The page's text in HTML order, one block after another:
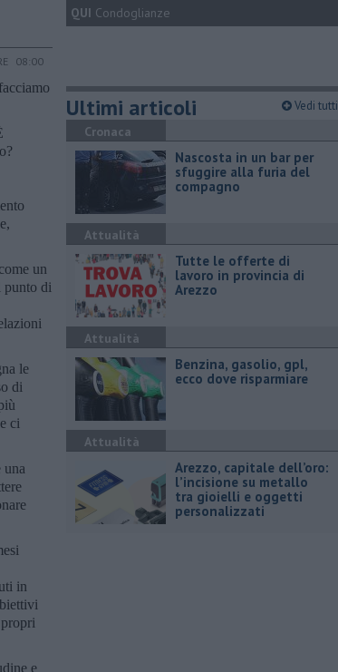
08:00
un
punto di
le
di
ci
una
in
e
QUI Condoglianze
Ultimi articoli Vedi tutti
Cronaca
Nascosta in un bar per
sfuggire alla furia del
compagno
Attualità
​Tutte le offerte di
lavoro in provincia di
Arezzo
Attualità
​Benzina, gasolio, gpl,
ecco dove risparmiare
Attualità
Arezzo, capitale dell’oro:
l’incisione su metallo
tra gioielli e oggetti
personalizzati